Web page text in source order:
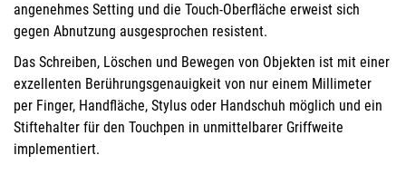
angenehmes Setting und die Touch-Oberfläche erweist sich
gegen Abnutzung ausgesprochen resistent.
Das Schreiben, Löschen und Bewegen von Objekten ist mit einer
exzellenten Berührungsgenauigkeit von nur einem Millimeter
per Finger, Handfläche, Stylus oder Handschuh möglich und ein
Stiftehalter für den Touchpen in unmittelbarer Griffweite
implementiert.